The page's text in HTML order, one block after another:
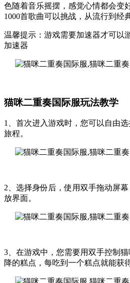
色随着音乐摇摆，感觉心情都会变
1000首歌曲可以挑战，从流行到经
温馨提示：游戏需要加速器才可以
加速器
猫咪二重奏国际服玩法教学
1、首次进入游戏时，您可以自由
旅程。
2、选择身份后，使用双手拖动屏
放界面。
3、在游戏中，您需要用双手控制
降的糕点，每吃到一个糕点就能获